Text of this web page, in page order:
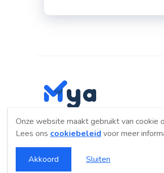
Onze website maakt gebruikt van cookie
Lees ons cookiebeleid voor meer
Akkoord Sluiten